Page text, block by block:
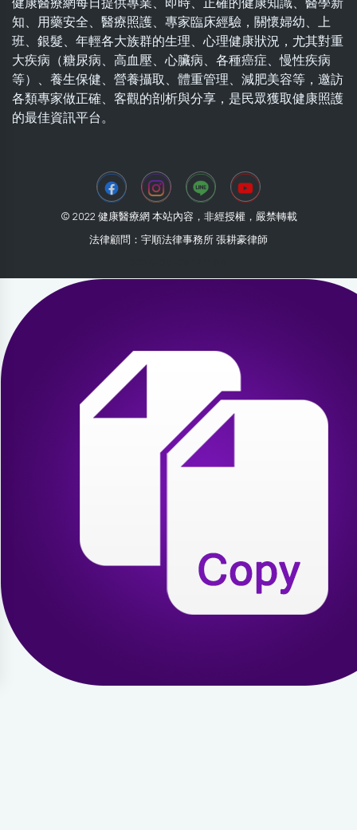
知、用藥安全、醫療照護、專家臨床經驗，關懷婦幼、上
班、銀髮、年輕各大族群的生理、心理健康狀況，尤其對重
大疾病（糖尿病、高血壓、心臟病、各種癌症、慢性疾病
等）、養生保健、營養攝取、體重管理、減肥美容等，邀訪
各類專家做正確、客觀的剖析與分享，是民眾獲取健康照護
的最佳資訊平台。
© 2022 健康醫療網 本站內容，非經授權，嚴禁轉載
法律顧問：宇順法律事務所 張耕豪律師